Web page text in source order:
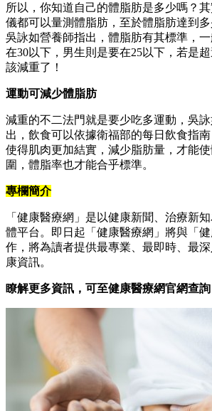
所以，你知道自己的體脂肪是多少嗎？
儀都可以量測體脂肪，至於體脂肪達到
吳詠如營養師指出，體脂肪有其標準，
在30以下，男生則是要在25以下，若是
該減重了！
運動可減少體脂肪
減重的不二法門就是要少吃多運動，吳
出，飲食可以依據衛福部的每日飲食指南
使得肌肉更加結實，減少脂肪量，才能
圍，體脂率也才能合乎標準。
專欄簡介
「健康醫療網」是以健康新聞、治療新
體平台。即日起「健康醫療網」將與「
作，將為讀者提供最專業、最即時、最
康資訊。
瞭解更多資訊，可至健康醫療網官網查詢